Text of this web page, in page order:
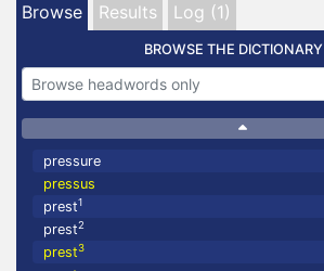
Browse Results Log (1)
BROWSE THE DICTIONARY
pressure
pressus
prest1
prest2
prest3